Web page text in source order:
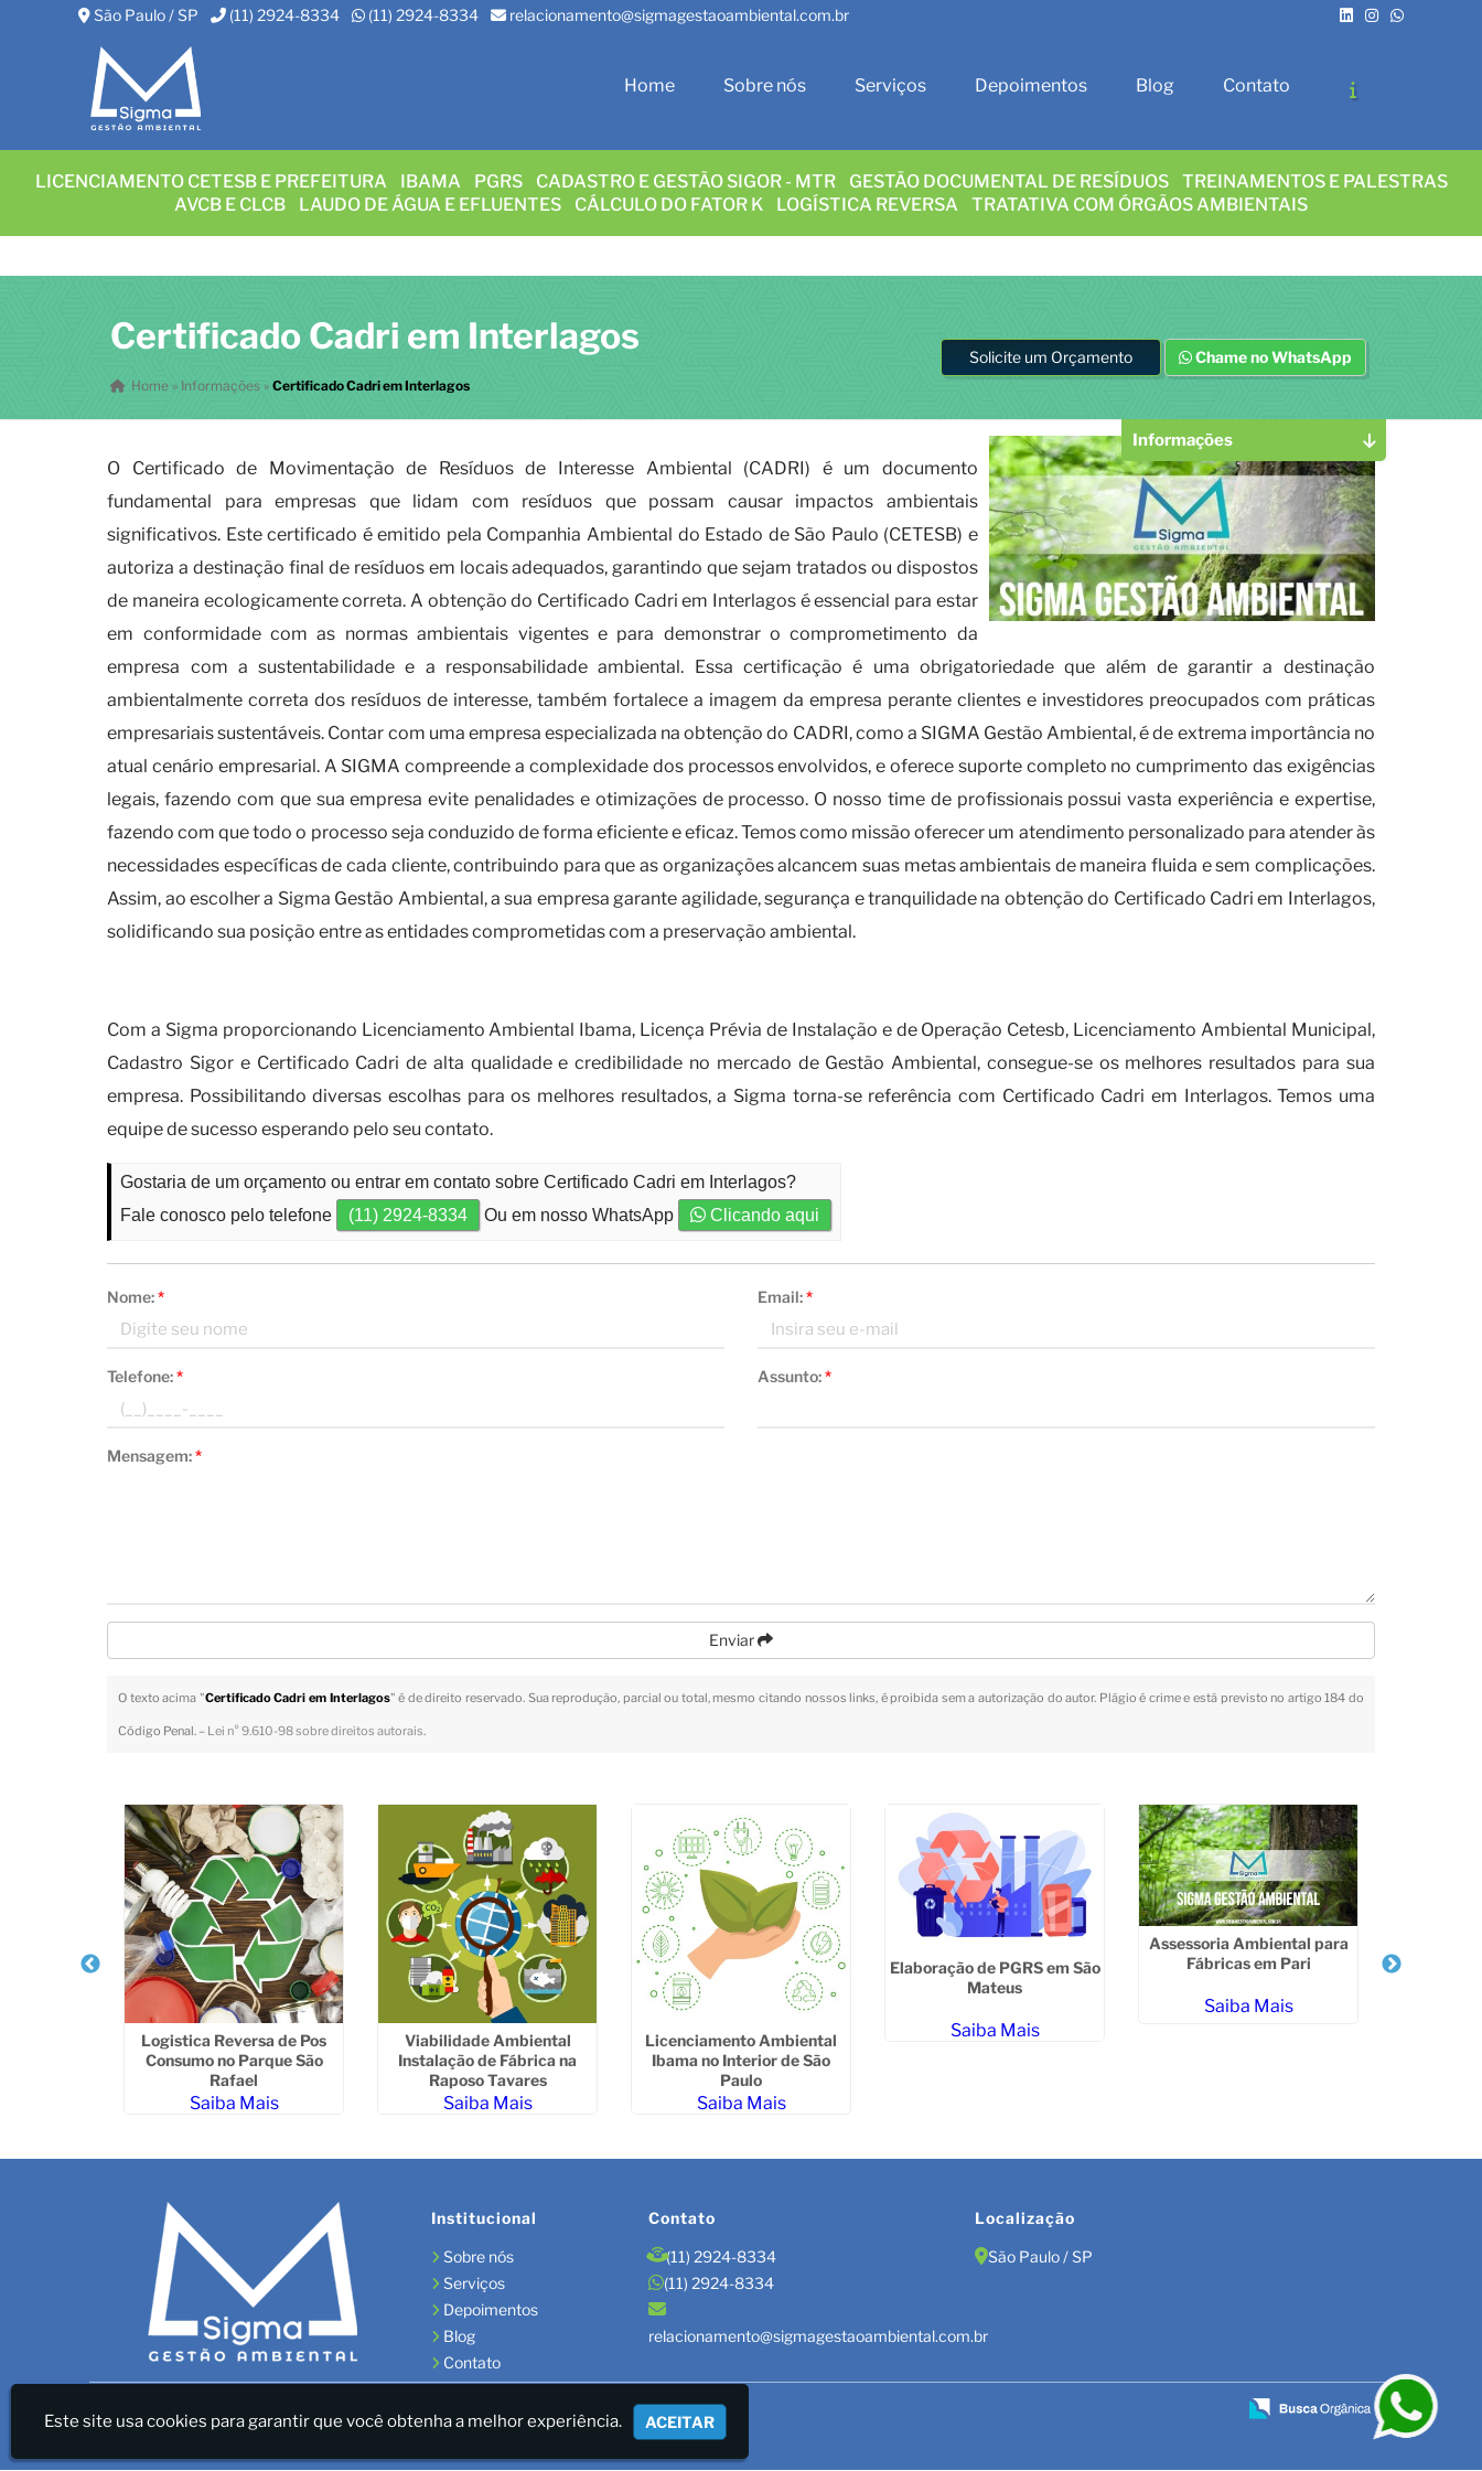
São Paulo / SP (11) 2924-8334 (11) 2924-8334 relacionamento@sigmagestaoambiental.com.br
Home Sobre nós Serviços Depoimentos Blog Contato
LICENCIAMENTO CETESB E PREFEITURA IBAMA PGRS CADASTRO E GESTÃO SIGOR - MTR GESTÃO DOCUMENTAL DE RESÍDUOS
TREINAMENTOS E PALESTRAS
AVCB E CLCB
LAUDO DE ÁGUA E EFLUENTES CÁLCULO DO FATOR K LOGÍSTICA REVERSA TRATATIVA COM ÓRGÃOS AMBIENTAIS
Certificado Cadri em Interlagos
Home » Informações »Certificado Cadri em Interlagos
Solicite um Orçamento Chame no WhatsApp
O Certificado de Movimentação de Resíduos de Interesse Ambiental (CADRI) é um documento
fundamental para empresas que lidam com resíduos que possam causar impactos ambientais
significativos. Este certificado é emitido pela Companhia Ambiental do Estado de São Paulo (CETESB) e
autoriza a destinação final de resíduos em locais adequados, garantindo que sejam tratados ou dispostos
de maneira ecologicamente correta. A obtenção do Certificado Cadri em Interlagos é essencial para estar
em conformidade com as normas ambientais vigentes e para demonstrar o comprometimento da
empresa com a sustentabilidade e a responsabilidade ambiental. Essa certificação é uma obrigatoriedade que além de garantir a destinação
ambientalmente correta dos resíduos de interesse, também fortalece a imagem da empresa perante clientes e investidores preocupados com práticas
empresariais sustentáveis. Contar com uma empresa especializada na obtenção do CADRI, como a SIGMA Gestão Ambiental, é de extrema importância no
atual cenário empresarial. A SIGMA compreende a complexidade dos processos envolvidos, e oferece suporte completo no cumprimento das exigências
legais, fazendo com que sua empresa evite penalidades e otimizações de processo. O nosso time de profissionais possui vasta experiência e expertise,
fazendo com que todo o processo seja conduzido de forma eficiente e eficaz. Temos como missão oferecer um atendimento personalizado para atender às
necessidades específicas de cada cliente, contribuindo para que as organizações alcancem suas metas ambientais de maneira fluida e sem complicações.
Assim, ao escolher a Sigma Gestão Ambiental, a sua empresa garante agilidade, segurança e tranquilidade na obtenção do Certificado Cadri em Interlagos,
solidificando sua posição entre as entidades comprometidas com a preservação ambiental.
Com a Sigma proporcionando Licenciamento Ambiental Ibama, Licença Prévia de Instalação e de Operação Cetesb, Licenciamento Ambiental Municipal,
Cadastro Sigor e Certificado Cadri de alta qualidade e credibilidade no mercado de Gestão Ambiental, consegue-se os melhores resultados para sua
empresa. Possibilitando diversas escolhas para os melhores resultados, a Sigma torna-se referência com Certificado Cadri em Interlagos. Temos uma
equipe de sucesso esperando pelo seu contato.
Gostaria de um orçamento ou entrar em contato sobre Certificado Cadri em Interlagos?
Fale conosco pelo telefone
(11) 2924-8334 Ou em nosso WhatsApp Clicando aqui
Nome:* Email:*
Telefone:* Assunto:*
Mensagem:*
Enviar
O texto acima "Certificado Cadri em Interlagos" é de direito reservado. Sua reprodução, parcial ou total, mesmo citando nossos links, é proibida sem a autorização do autor. Plágio é crime e está previsto no artigo 184 do
Código Penal. – Lei n° 9.610-98 sobre direitos autorais.
Informações
Logistica Reversa de Pos
Consumo no Parque São
Rafael
Saiba Mais
Viabilidade Ambiental
Instalação de Fábrica na
Raposo Tavares
Saiba Mais
Licenciamento Ambiental
Ibama no Interior de São
Paulo
Saiba Mais
Elaboração de PGRS em São
Mateus
Saiba Mais
Assessoria Ambiental para
Fábricas em Pari
Saiba Mais
Institucional
Sobre nós
Serviços
Depoimentos
Blog
Contato
Contato
(11) 2924-8334
(11) 2924-8334
relacionamento@sigmagestaoambiental.com.br
Localização
São Paulo / SP
Sigma Gestão Ambiental - LICENÇAS AMBIENTAIS/GESTÃO DE RESÍDUOS/LAUDOS
Este site usa cookies para garantir que você obtenha a melhor experiência. ACEITAR